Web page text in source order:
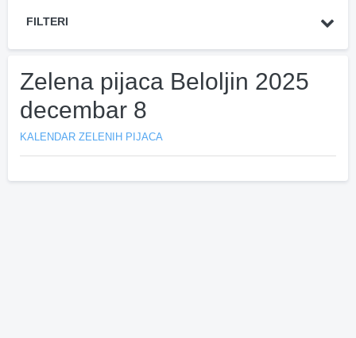
FILTERI
Zelena pijaca Beloljin 2025
decembar 8
KALENDAR ZELENIH PIJACA